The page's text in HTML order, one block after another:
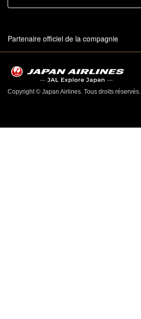
Partenaire officiel de la compagnie
Copyright © Japan Airlines. Tous droits réservés.